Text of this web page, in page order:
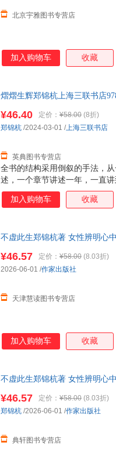
北京宇雅图书专营店
加入购物车 收藏
熠熠生辉郑锦杭上海三联书店
全书的结构采用倒叙的手法，
述，一个章节讲述一年，一直
命的源头寻找自我，重返家园
练，也有散文的写意，既娓娓
¥46.40 定价： ¥58.00 (8折)
英典图书专营店
郑锦杭 /2024-03-01 /上海三联书店
加入购物车 收藏
不虚此生郑锦杭著 女性辨明心
¥46.57 定价： ¥58.00 (8.03折)
天津慧读图书专营店
2026-06-01 /作家出版社
加入购物车 收藏
不虚此生郑锦杭著 女性辨明心
¥46.57 定价： ¥58.00 (8.03折)
典轩图书专营店
郑锦杭 /2026-06-01 /作家出版社